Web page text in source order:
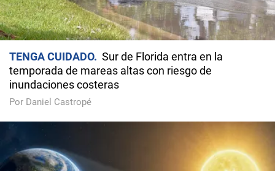
TENGA CUIDADO
Sur de Florida entra en la
temporada de mareas altas con riesgo de
inundaciones costeras
Por Daniel Castropé